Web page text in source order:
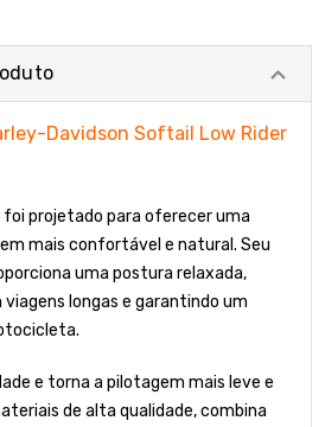
Davidson Softail Low Rider
foi projetado para oferecer uma
mais confortável e natural. Seu
uma postura relaxada,
longas e garantindo um
e torna a pilotagem mais leve e
de alta qualidade, combina